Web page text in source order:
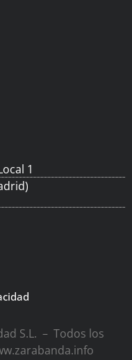
1
S.L. – Todos los